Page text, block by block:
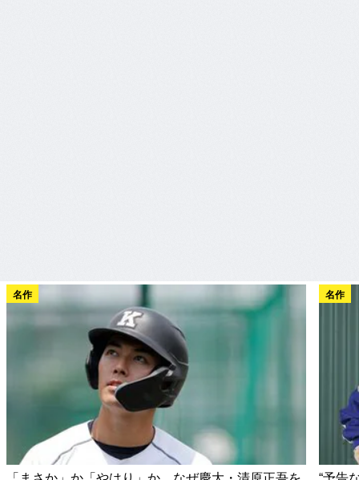
名作 名作